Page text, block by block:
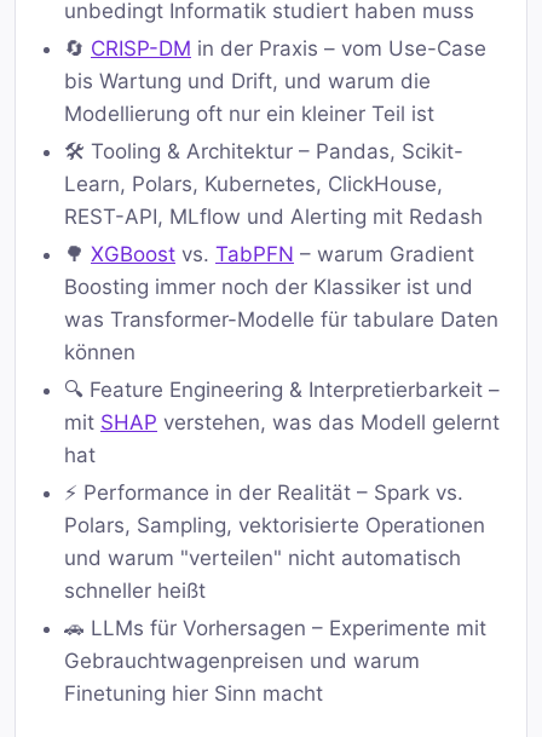
unbedingt Informatik studiert haben muss
🔄 CRISP-DM in der Praxis – vom Use-Case
bis Wartung und Drift, und warum die
Modellierung oft nur ein kleiner Teil ist
🛠️ Tooling & Architektur – Pandas, Scikit-
Learn, Polars, Kubernetes, ClickHouse,
REST-API, MLflow und Alerting mit Redash
🌳 XGBoost vs. TabPFN – warum Gradient
Boosting immer noch der Klassiker ist und
was Transformer-Modelle für tabulare Daten
können
🔍 Feature Engineering & Interpretierbarkeit –
mit SHAP verstehen, was das Modell gelernt
hat
⚡ Performance in der Realität – Spark vs.
Polars, Sampling, vektorisierte Operationen
und warum "verteilen" nicht automatisch
schneller heißt
🚗 LLMs für Vorhersagen – Experimente mit
Gebrauchtwagenpreisen und warum
Finetuning hier Sinn macht